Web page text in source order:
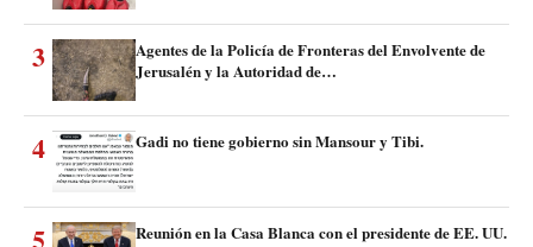
3
Agentes de la Policía de Fronteras del Envolvente de
Jerusalén y la Autoridad de…
4 Gadi no tiene gobierno sin Mansour y Tibi.
5
Reunión en la Casa Blanca con el presidente de EE. UU.